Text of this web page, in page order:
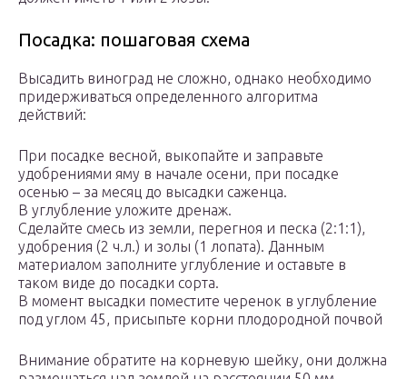
Посадка: пошаговая схема
Высадить виноград не сложно, однако необходимо
придерживаться определенного алгоритма
действий:
При посадке весной, выкопайте и заправьте
удобрениями яму в начале осени, при посадке
осенью – за месяц до высадки саженца.
В углубление уложите дренаж.
Сделайте смесь из земли, перегноя и песка (2:1:1),
удобрения (2 ч.л.) и золы (1 лопата). Данным
материалом заполните углубление и оставьте в
таком виде до посадки сорта.
В момент высадки поместите черенок в углубление
под углом 45, присыпьте корни плодородной почвой
Внимание обратите на корневую шейку, они должна